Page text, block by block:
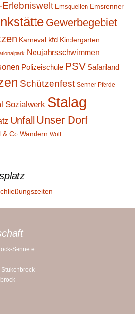
Erlebniswelt Emsquellen Emsrenner
Gewerbegebiet
Karneval kfd Kindergarten
Neujahrsschwimmen
Polizeischule PSV Safariland
Schützenfest Senner Pferde
Sozialwerk Stalag
Unfall Unser Dorf
& Co Wandern Wolf
Senne e.